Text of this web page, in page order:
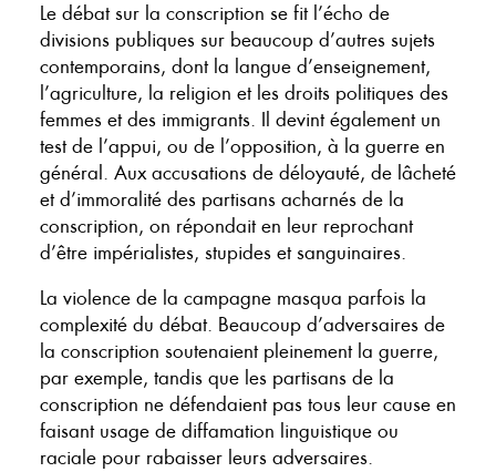
Le débat sur la conscription se fit l’écho de
divisions publiques sur beaucoup d’autres sujets
contemporains, dont la langue d’enseignement,
l’agriculture, la religion et les droits politiques des
femmes et des immigrants. Il devint également un
test de l’appui, ou de l’opposition, à la guerre en
général. Aux accusations de déloyauté, de lâcheté
et d’immoralité des partisans acharnés de la
conscription, on répondait en leur reprochant
d’être impérialistes, stupides et sanguinaires.
La violence de la campagne masqua parfois la
complexité du débat. Beaucoup d’adversaires de
la conscription soutenaient pleinement la guerre,
par exemple, tandis que les partisans de la
conscription ne défendaient pas tous leur cause en
faisant usage de diffamation linguistique ou
raciale pour rabaisser leurs adversaires.